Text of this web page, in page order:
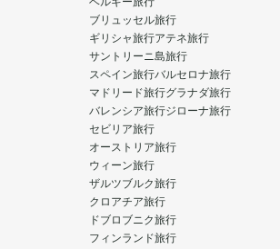
ブリュッセル旅行
ギリシャ旅行アテネ旅行
サントリーニ島旅行
スペイン旅行バルセロナ旅行
マドリード旅行グラナダ旅行
バレンシア旅行ジローナ旅行
セビリア旅行
オーストリア旅行
ウィーン旅行
ザルツブルク旅行
クロアチア旅行
ドブロブニク旅行
フィンランド旅行